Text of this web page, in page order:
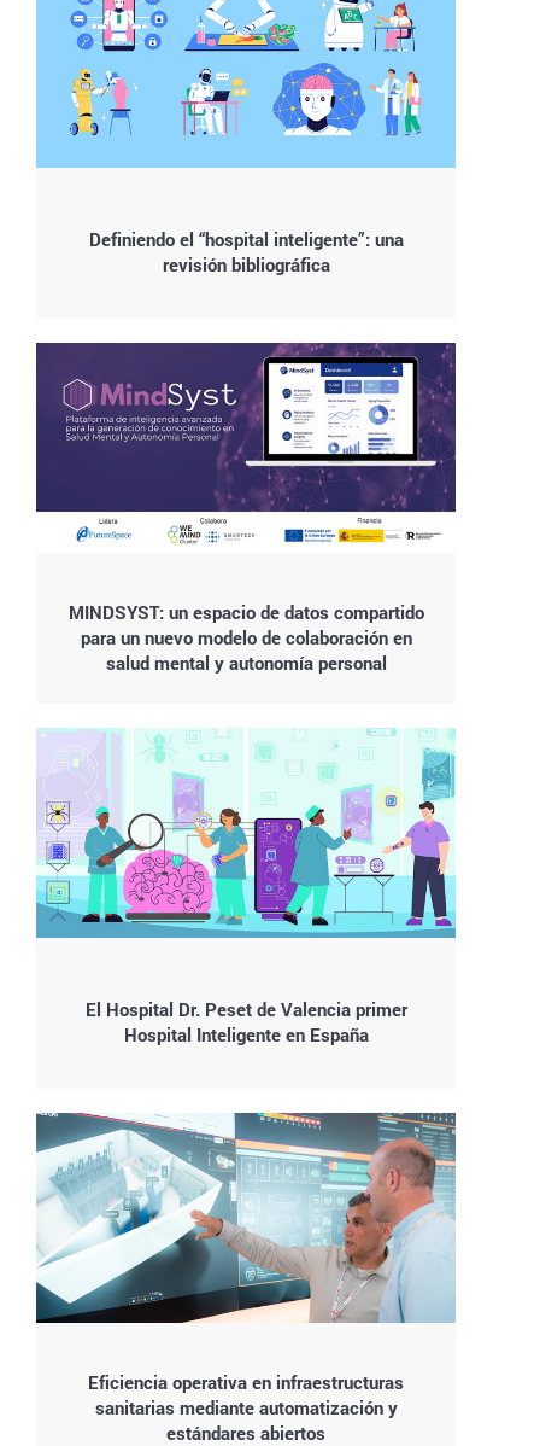
Definiendo el “hospital inteligente”: una
revisión bibliográfica
MINDSYST: un espacio de datos compartido
para un nuevo modelo de colaboración en
salud mental y autonomía personal
El Hospital Dr. Peset de Valencia primer
Hospital Inteligente en España
Eficiencia operativa en infraestructuras
sanitarias mediante automatización y
estándares abiertos